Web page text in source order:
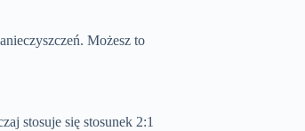
Możesz to
stosuje się stosunek 2:1